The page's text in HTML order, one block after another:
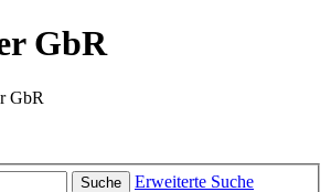
GbR
GbR
Suche Erweiterte Suche